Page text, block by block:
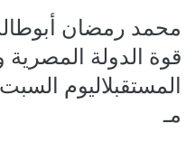
محمد رمضان
قوة الدولة المصرية
مـ